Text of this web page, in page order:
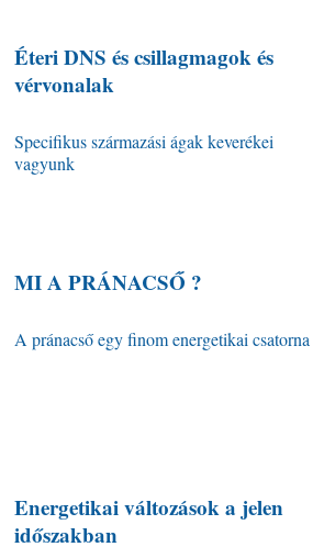
Éteri DNS és csillagmagok és
vérvonalak
Specifikus származási ágak keverékei
vagyunk
MI A PRÁNACSŐ ?
A pránacső egy finom energetikai csatorna
Energetikai változások a jelen
időszakban